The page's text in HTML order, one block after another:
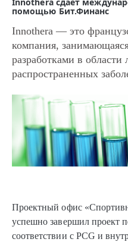
Innothera сдаёт
помощью Бит.Финанс
Innothera — это
компания,
разработками в
распространенных
Проектный офис
успешно завершил проект
соответствии с PCG и